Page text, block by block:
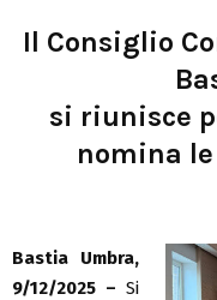
Il Consiglio
si riunisce
nomina
Bastia Umbra,
9/12/2025 – Si